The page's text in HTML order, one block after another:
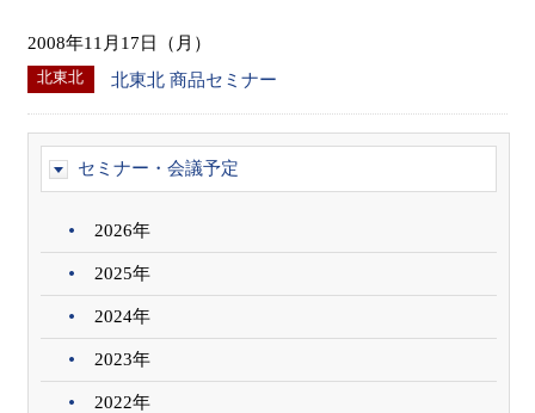
2008年11月17日（月）
北東北 北東北 商品セミナー
セミナー・会議予定
2026年
2025年
2024年
2023年
2022年